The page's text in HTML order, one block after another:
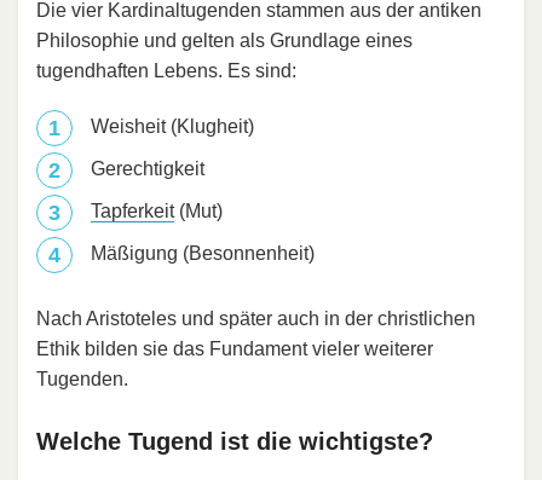
Die vier Kardinaltugenden stammen aus der antiken
Philosophie und gelten als Grundlage eines
tugendhaften Lebens. Es sind:
Weisheit (Klugheit)
Gerechtigkeit
Tapferkeit(Mut)
Mäßigung (Besonnenheit)
Nach Aristoteles und später auch in der christlichen
Ethik bilden sie das Fundament vieler weiterer
Tugenden.
Welche Tugend ist die wichtigste?